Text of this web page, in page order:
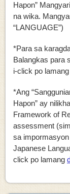
Hapon”
na wika.
“LANGUAGE”)
*Para sa
Balangkas para
i-click po lamang
*Ang
Hapon” ay
Framework of
assessment
sa
Japanese
click po lamang